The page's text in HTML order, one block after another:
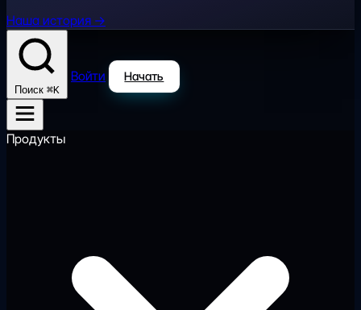
Наша история →
Поиск ⌘K
Войти Начать
Продукты